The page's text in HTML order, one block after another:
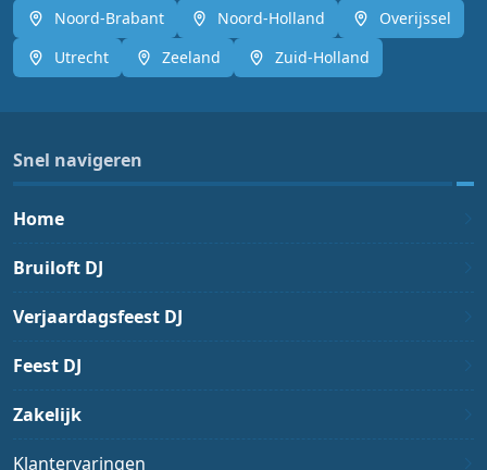
Noord-Brabant
Noord-Holland
Overijssel
Utrecht
Zeeland Zuid-Holland
Snel navigeren
Home
Bruiloft DJ
Verjaardagsfeest DJ
Feest DJ
Zakelijk
Klantervaringen